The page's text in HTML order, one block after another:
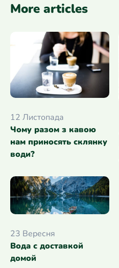
More articles
12 Листопада
Чому разом з кавою
нам приносять склянку
води?
23 Вересня
Вода с доставкой
домой